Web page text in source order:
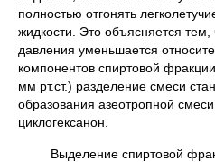
полностью отгонять
жидкости. Это объясняется
давления уменьшается
компонентов спиртовой
мм рт.ст.) разделение смеси
образования азеотропной
циклогексанон.
Выделение спиртовой